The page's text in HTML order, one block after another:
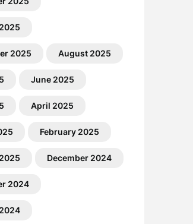
2025 August 2025
June 2025
April 2025
February 2025
December 2024
2024